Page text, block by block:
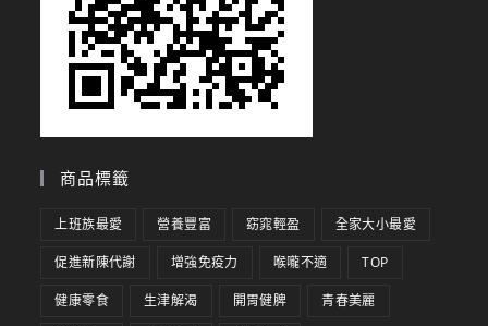
商品標籤
上班族最愛 營養豐富 窈窕輕盈 全家大小最愛
促進新陳代謝 增強免疫力 喉嚨不適 TOP
健康零食 生津解渴 開胃健脾 青春美麗